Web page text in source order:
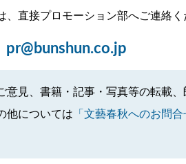
直接プロモーション部へご連絡く
pr@bunshun.co.jp
意見、書籍・記事・写真等の転載、
他については 「文藝春秋へのお問合